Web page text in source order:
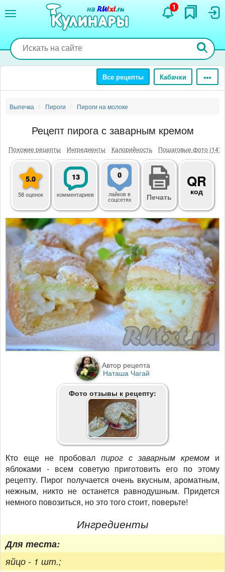
содержанию
1
Все рецепты Кабачки
Выпечка Пироги Пироги на молоке
Рецепт пирога с заварным кремом
Похожие рецепты Ингредиенты Калорийность Пошаговые фото (14)
5.0
58 оценок
13
комментариев
0
лайковв
соцсетях Печать
QR
код
Автор рецепта
Наташа Чагай
Фото отзывы к рецепту:
Кто еще не пробовал пирог с заварным кремом и
яблоками - всем советую приготовить его по этому
рецепту. Пирог получается очень вкусным, ароматным,
нежным, никто не останется равнодушным. Придется
немного повозиться, но это того стоит, поверьте!
Ингредиенты
Для теста:
яйцо - 1 шт.;